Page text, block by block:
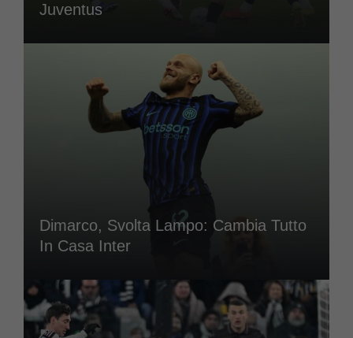
Juventus
Dimarco, Svolta Lampo: Cambia Tutto
In Casa Inter